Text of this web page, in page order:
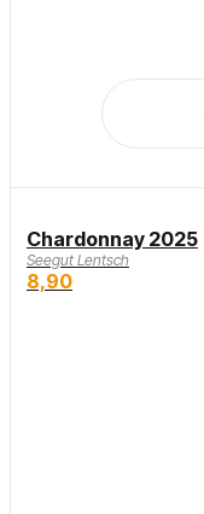
Chardonnay 2025
Seegut Lentsch
8,90